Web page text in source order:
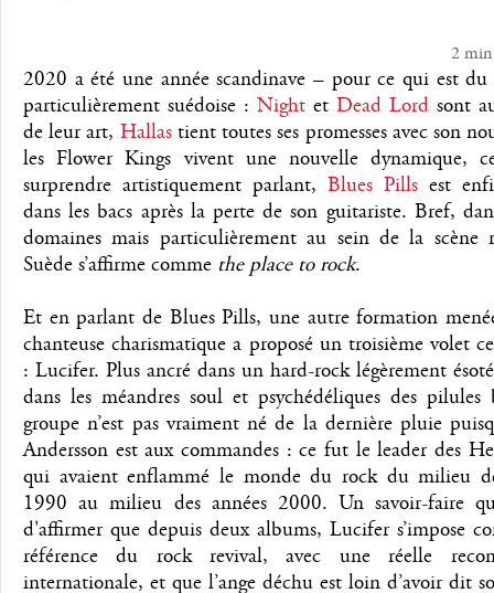
2 min
2020 a été une année scandinave – pour ce qui est
particulièrement suédoise :Night etDead Lord sont
de leur art, Hallastient toutes ses promesses avec son
les Flower Kings vivent une nouvelle dynamique,
surprendre artistiquement parlant,Blues Pills est
dans les bacs après la perte de son guitariste. Bref,
domaines mais particulièrement au sein de la scène
Suède s’affirme comme the place to rock.
Et en parlant de Blues Pills, une autre formation
chanteuse charismatique a proposé un troisième volet
: Lucifer. Plus ancré dans un hard-rock légèrement
dans les méandres soul et psychédéliques des pilules
groupe n’est pas vraiment né de la dernière pluie
Andersson est aux commandes : ce fut le leader des
qui avaient enflammé le monde du rock du milieu
1990 au milieu des années 2000. Un savoir-faire
d'affirmer que depuis deux albums, Lucifer s’impose
référence du rock revival, avec une réelle
internationale, et que l’ange déchu est loin d’avoir dit